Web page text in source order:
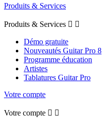
Produits & Services
Produits & Services  
Démo gratuite
Nouveautés Guitar Pro 8
Programme éducation
Artistes
Tablatures Guitar Pro
Votre compte
Votre compte  